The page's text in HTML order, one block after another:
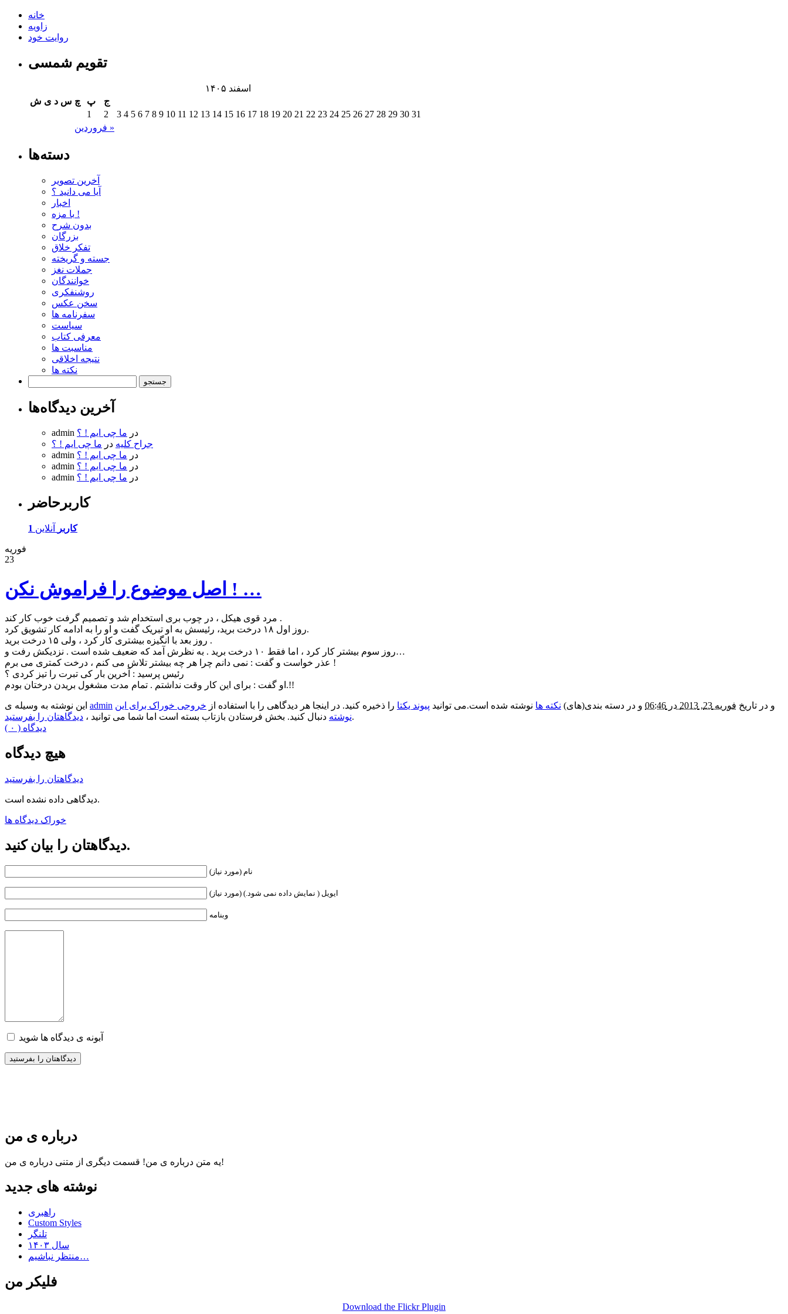
خانه
زاویه
روایت خود
تقویم شمسی
اسفند ۱۴۰۵
ش ی د س چ پ ج
فروردین »
1 2 3 4 5 6 7 8 9 10 11 12 13 14 15 16 17 18 19 20 21 22 23 24 25 26 27 28 29 30 31
دسته‌ها
آخرین تصویر
آیا می دانید ؟
اخبار
با مزه !
بدون شرح
بزرگان
تفکر خلاق
جسته و گریخته
جملات نغز
خوانندگان
روشنفکری
سخن عکس
سفرنامه ها
سیاست
معرفی کتاب
مناسبت ها
نتیجه اخلاقی
نکته ها
آخرین دیدگاه‌ها
admin در ما چی ایم ! ؟
جراح کلیه در ما چی ایم ! ؟
admin
در ما چی ایم ! ؟
admin
در ما چی ایم ! ؟
admin
در ما چی ایم ! ؟
کاربرحاضر
1 کاربر آنلاین
فوریه
23
اصل موضوع را فراموش نکن ! …
مرد قوی هیکل ، در چوب بری استخدام شد و تصمیم گرفت خوب کار کند .
روز اول ۱۸ درخت برید، رئیسش به او تبریک گفت و او را به ادامه کار تشویق کرد.
روز بعد با انگیزه بیشتری کار کرد ، ولی ۱۵ درخت برید .
روز سوم بیشتر کار کرد ، اما فقط ۱۰ درخت برید . به نظرش آمد که ضعیف شده است . نزدیکش رفت و…
عذر خواست و گفت : نمی دانم چرا هر چه بیشتر تلاش می کنم ، درخت کمتری می برم !
رئیس پرسید : آخرین بار کی تبرت را تیز کردی ؟
او گفت : برای این کار وقت نداشتم . تمام مدت مشغول بریدن درختان بودم.!!
admin و در تاریخ فوریه 23, 2013 در 06:46 و در دسته بندی(های) نکته ها نوشته شده است.می توانید پیوند یکتا را ذخیره کنید. در اینجا هر دیدگاهی را با استفاده از خروجی خوراک برای این
نوشته دنبال کنید. بخش فرستادن بازتاب بسته است اما شما می توانید ، دیدگاهتان را بفرستید
.
( ۰ ) دیدگاه
هیچ دیدگاه
دیدگاهتان را بفرستید
دیدگاهی داده نشده است.
خوراک دیدگاه ها
دیدگاهتان را بیان کنید.
نام (مورد نیاز)
ایویل ( نمایش داده نمی شود.) (مورد نیاز)
وبنامه
آبونه ی دیدگاه ها شوید
درباره ی من
یه متن درباره ی من!قسمت دیگری از متنی درباره ی من!
نوشته های جدید
راهبری
Custom Styles
تلنگر
سال ۱۴۰۳
منتظر نباشیم…
فلیکر من
Download the Flickr Plugin